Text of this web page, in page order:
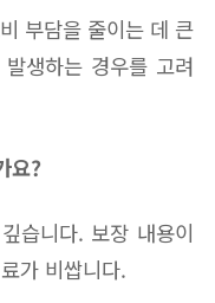
부담을 줄이는 데 큰
생하는 경우를 고려
요?
습니다. 보장 내용이
가 비쌉니다.